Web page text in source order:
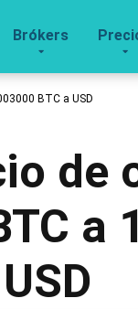
Brókers
BTC a USD
de
a
USD